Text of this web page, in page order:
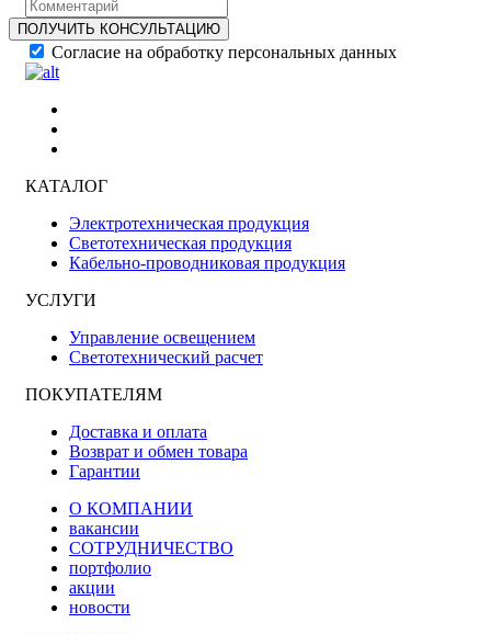
ПОЛУЧИТЬ КОНСУЛЬТАЦИЮ
Согласие на обработку персональных данных
КАТАЛОГ
Электротехническая продукция
Светотехническая продукция
Кабельно-проводниковая продукция
УСЛУГИ
Управление освещением
Светотехнический расчет
ПОКУПАТЕЛЯМ
Доставка и оплата
Возврат и обмен товара
Гарантии
О КОМПАНИИ
вакансии
СОТРУДНИЧЕСТВО
портфолио
акции
новости